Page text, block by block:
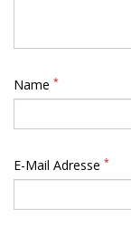
Name *
E-Mail Adresse *